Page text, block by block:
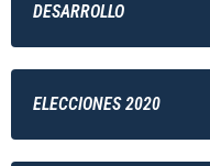
DESARROLLO
ELECCIONES 2020